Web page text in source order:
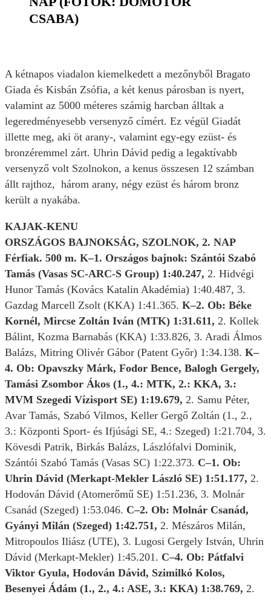
CSABA)
A kétnapos viadalon kiemelkedett a mezőnyből Bragato
Giada és Kisbán Zsófia, a két kenus párosban is nyert,
valamint az 5000 méteres számig harcban álltak a
legeredményesebb versenyző címért. Ez végül Giadát
illette meg, aki öt arany-, valamint egy-egy ezüst- és
bronzéremmel zárt. Uhrin Dávid pedig a legaktívabb
versenyző volt Szolnokon, a kenus összesen 12 számban
állt rajthoz, három arany, négy ezüst és három bronz
került a nyakába.
KAJAK-KENU
ORSZÁGOS BAJNOKSÁG, SZOLNOK, 2. NAP
Férfiak. 500 m. K–1. Országos bajnok: Szántói Szabó
Tamás (Vasas SC-ARC-S Group) 1:40.247, 2. Hidvégi
Hunor Tamás (Kovács Katalin Akadémia) 1:40.487, 3.
Gazdag Marcell Zsolt (KKA) 1:41.365. K–2. Ob: Béke
Kornél, Mircse Zoltán Iván (MTK) 1:31.611, 2. Kollek
Bálint, Kozma Barnabás (KKA) 1:33.826, 3. Aradi Álmos
Balázs, Mitring Olivér Gábor (Patent Győr) 1:34.138. K–
4. Ob: Opavszky Márk, Fodor Bence, Balogh Gergely,
Tamási Zsombor Ákos (1., 4.: MTK, 2.: KKA, 3.:
MVM Szegedi Vízisport SE) 1:19.679, 2. Samu Péter,
Avar Tamás, Szabó Vilmos, Keller Gergő Zoltán (1., 2.,
3.: Központi Sport- és Ifjúsági SE, 4.: Szeged) 1:21.704, 3.
Kövesdi Patrik, Birkás Balázs, Lászlófalvi Dominik,
Szántói Szabó Tamás (Vasas SC) 1:22.373. C–1. Ob:
Uhrin Dávid (Merkapt-Mekler László SE) 1:51.177, 2.
Hodován Dávid (Atomerőmű SE) 1:51.236, 3. Molnár
Csanád (Szeged) 1:53.046. C–2. Ob: Molnár Csanád,
Gyányi Milán (Szeged) 1:42.751, 2. Mészáros Milán,
Mitropoulos Iliász (UTE), 3. Lugosi Gergely István, Uhrin
Dávid (Merkapt-Mekler) 1:45.201. C–4. Ob: Pátfalvi
Viktor Gyula, Hodován Dávid, Szimilkó Kolos,
Besenyei Ádám (1., 2., 4.: ASE, 3.: KKA) 1:38.769, 2.